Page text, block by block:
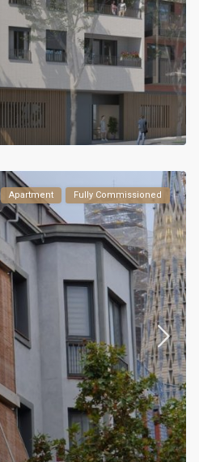
Apartment Fully Commissioned